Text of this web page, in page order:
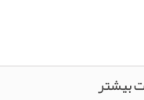
بیشتر